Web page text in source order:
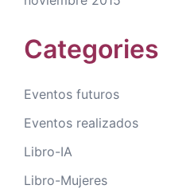
Categories
Eventos futuros
Eventos realizados
Libro-IA
Libro-Mujeres